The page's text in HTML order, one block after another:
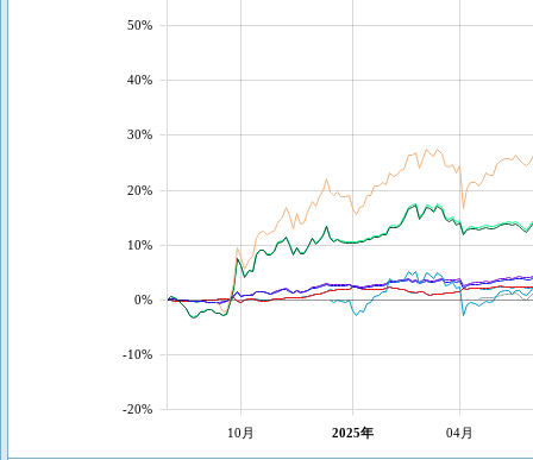
10月 2025年 04月
-20%
-10%
0%
10%
20%
30%
40%
50%